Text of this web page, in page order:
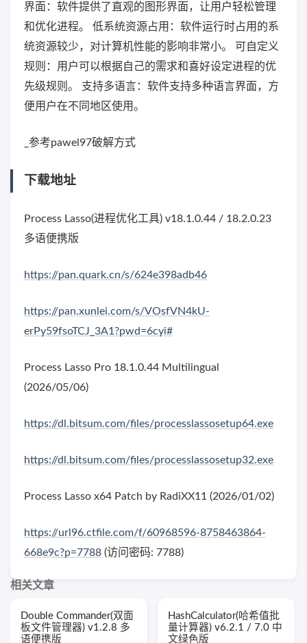
界面：软件提供了直观的图形界面，让用户轻松管理
和优化进程。 低系统资源占用：软件运行时占用的系
统资源较少，对计算机性能的影响非常小。 可自定义
规则：用户可以根据自己的需求和喜好设定进程的优
先级规则。 支持多语言：软件支持多种语言界面，方
便用户在不同地区使用。
_参考pawel97破解方式
下载地址
Process Lasso(进程优化工具) v18.1.0.44 / 18.2.0.23
多语便携版
https://pan.quark.cn/s/624e398adb46
https://pan.xunlei.com/s/VOsfVN4kU-
erPy59fsoTCJ_3A1?pwd=6cyi#
Process Lasso Pro 18.1.0.44 Multilingual
(2026/05/06)
https://dl.bitsum.com/files/processlassosetup64.exe
https://dl.bitsum.com/files/processlassosetup32.exe
Process Lasso x64 Patch by RadiXX11 (2026/01/02)
https://url96.ctfile.com/f/60968596-8758463864-
668e9c?p=7788 (访问密码: 7788)
相关文章
Double Commander(双面
板文件管理器) v1.2.8 多
语便携版
HashCalculator(哈希值批
量计算器) v6.2.1 / 7.0 中
文绿色版